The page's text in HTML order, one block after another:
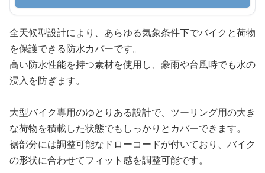
全天候型設計により、あらゆる気象条件下でバイクと荷物
を保護できる防水カバーです。
高い防水性能を持つ素材を使用し、豪雨や台風時でも水の
浸入を防ぎます。
大型バイク専用のゆとりある設計で、ツーリング用の大き
な荷物を積載した状態でもしっかりとカバーできます。
裾部分には調整可能なドローコードが付いており、バイク
の形状に合わせてフィット感を調整可能です。